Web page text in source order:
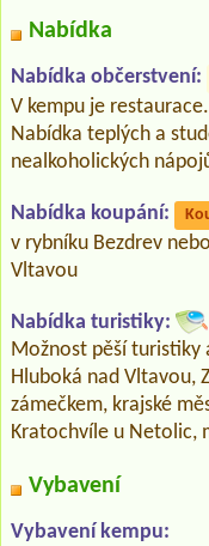
Nabídka
Nabídka občerstvení:
V kempu je
Nabídka teplých a
nealkoholických
Nabídka koupání:
v rybníku Bezdrev
Vltavou
Nabídka turistiky:
Možnost pěší turistiky
Hluboká nad Vltavou,
zámečkem, krajské
Kratochvíle u Netolic,
Vybavení
Vybavení kempu: